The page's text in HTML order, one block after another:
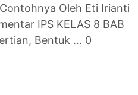
Oleh Eti Irianti
IPS KELAS 8 BAB
Bentuk … 0